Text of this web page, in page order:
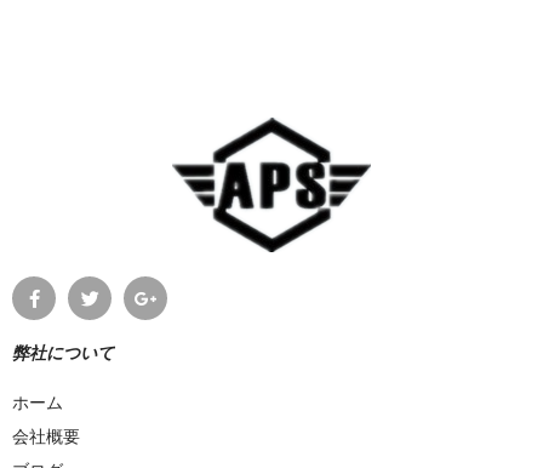
弊社について
ホーム
会社概要